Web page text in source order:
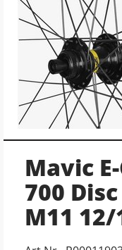
Mavic
700
M11